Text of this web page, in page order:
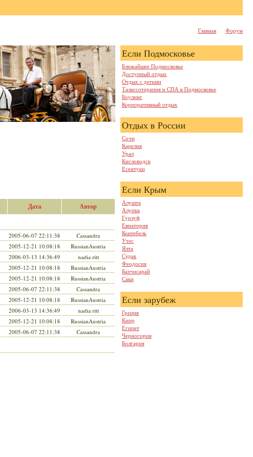
Главная Форум
Дата Автор
2005-06-07 22:11:38
Cassandra
2005-12-21 10:08:18
RussianAustria
2006-03-13 14:36:49
nadia ritt
2005-12-21 10:08:18
RussianAustria
2005-12-21 10:08:18
RussianAustria
2005-06-07 22:11:38
Cassandra
2005-12-21 10:08:18
RussianAustria
2006-03-13 14:36:49
nadia ritt
2005-12-21 10:08:18
RussianAustria
2005-06-07 22:11:38 Cassandra
Если Подмосковье
Ближайшее Подмосковье
Доступный отдых
Отдых с детьми
Талассотерапия и СПА в Подмосковье
Боулинг
Корпоративный отдых
Отдых в России
Сочи
Карелия
Урал
Кисловодск
Есентуки
Если Крым
Алушта
Алупка
Гурзуф
Евпатория
Коктебель
Утес
Ялта
Судак
Феодосия
Бахчисарай
Саки
Если зарубеж
Греция
Кипр
Египет
Черногория
Болгария